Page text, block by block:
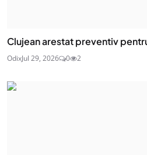
Clujean arestat preventiv
OdixJul 29, 2026 0 2